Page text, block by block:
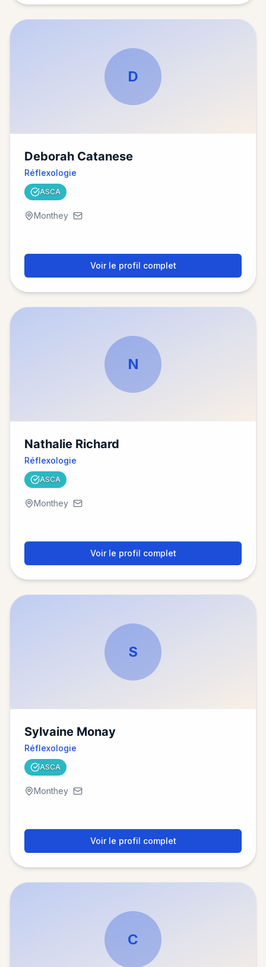
D
Deborah Catanese
Réflexologie
ASCA
Monthey
Voir le profil complet
N
Nathalie Richard
Réflexologie
ASCA
Monthey
Voir le profil complet
S
Sylvaine Monay
Réflexologie
ASCA
Monthey
Voir le profil complet
C